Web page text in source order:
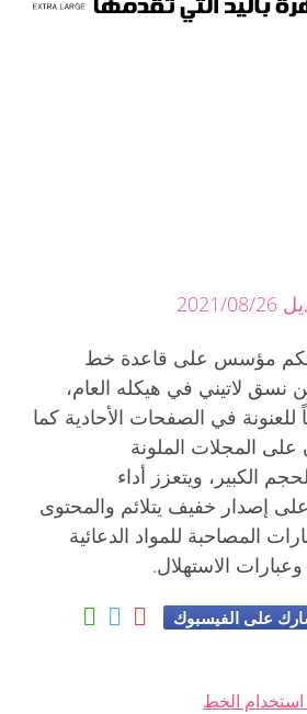
مؤسس على قاعدة خط
لاتيني في هيكله العام،
في الصفحات الأحادية كما
المجلات الملونة
الكبير، ويتعزز أداء
إصدار خفيف يتلائم والمحتوى
المصاحبة للمواد الدعائية
الاستهلال.
على الفيسبوك
استخدام الخط